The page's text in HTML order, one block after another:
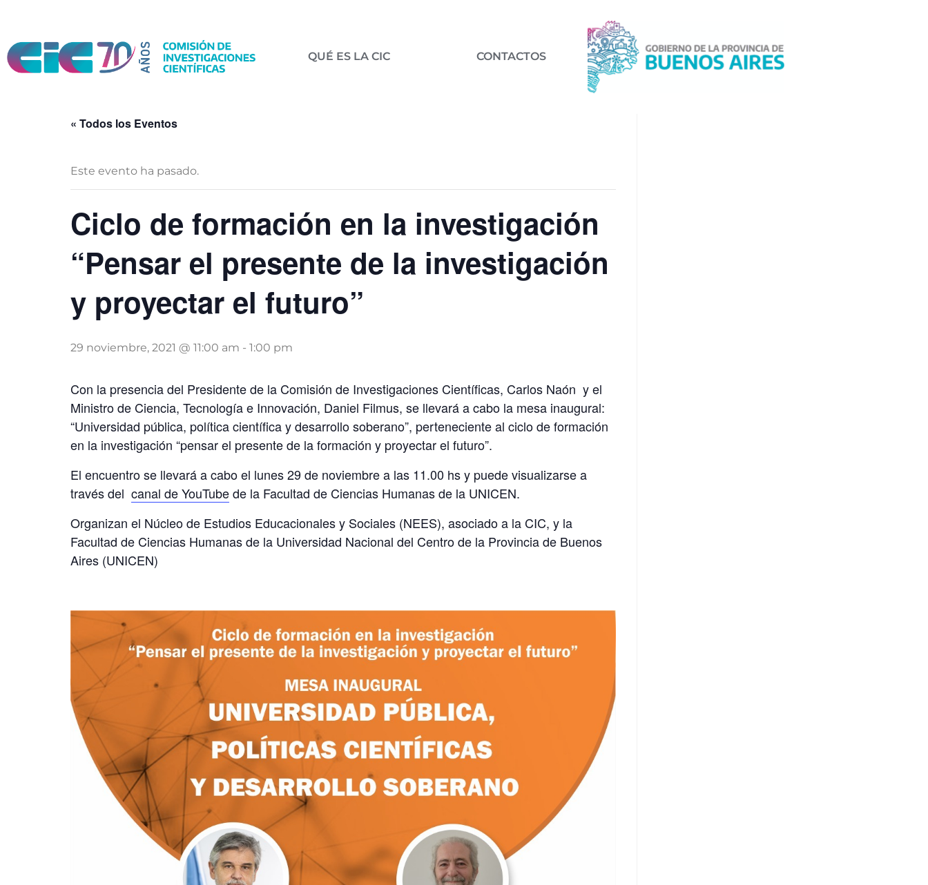
QUÉ ES LA CIC CONTACTOS
« Todos los Eventos
Este evento ha pasado.
Ciclo de formación en la investigación
“Pensar el presente de la investigación
y proyectar el futuro”
29 noviembre, 2021 @ 11:00 am - 1:00 pm
Con la presencia del Presidente de la Comisión de Investigaciones Científicas, Carlos Naón y el
Ministro de Ciencia, Tecnología e Innovación, Daniel Filmus, se llevará a cabo la mesa inaugural:
“Universidad pública, política científica y desarrollo soberano”, perteneciente al ciclo de formación
en la investigación “pensar el presente de la formación y proyectar el futuro”.
El encuentro se llevará a cabo el lunes 29 de noviembre a las 11.00 hs y puede visualizarse a
través del canal de YouTubede la Facultad de Ciencias Humanas de la UNICEN.
Organizan el Núcleo de Estudios Educacionales y Sociales (NEES), asociado a la CIC, y la
Facultad de Ciencias Humanas de la Universidad Nacional del Centro de la Provincia de Buenos
Aires (UNICEN)